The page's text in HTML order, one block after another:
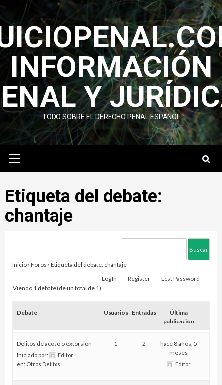
Saltar
al
contenido
INFORMACIÓN
Y
TODO SOBRE EL DERECHO PENAL ESPAÑOL
primario
Etiqueta del debate:
chantaje
Inicio › Foros › Etiqueta del debate: chantaje
Log In
Register
Lost Password
Viendo 1 debate (de un total de 1)
Debate Usuarios Entradas
Última
publicación
Delitos de acoso o extorsión
Iniciado por:
Editor
en: Otros Delitos
1 2
hace 8 años, 5
meses
Editor